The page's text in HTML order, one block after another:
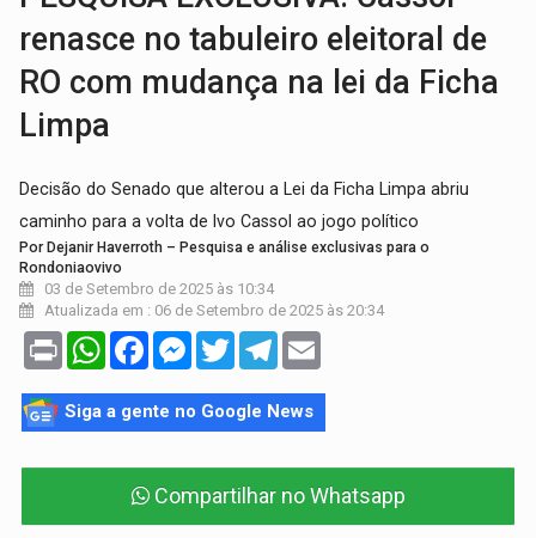
renasce no tabuleiro eleitoral de
RO com mudança na lei da Ficha
Limpa
Decisão do Senado que alterou a Lei da Ficha Limpa abriu
caminho para a volta de Ivo Cassol ao jogo político
Por Dejanir Haverroth – Pesquisa e análise exclusivas para o
Rondoniaovivo
03 de Setembro de 2025 às 10:34
Atualizada em : 06 de Setembro de 2025 às 20:34
Print WhatsAppFacebookMessenger
TwitterTelegram
Siga a gente no Google News
Compartilhar no Whatsapp